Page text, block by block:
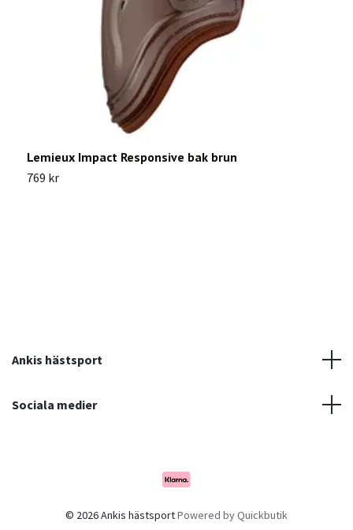
Lemieux Impact Responsive bak brun
769 kr
Ankis hästsport
Sociala medier
© 2026 Ankis hästsportPowered by Quickbutik